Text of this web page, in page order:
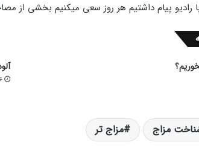
رادیو پیام داشتیم هر روز سعی میکنیم بخشی از
مزاج مزاج تر